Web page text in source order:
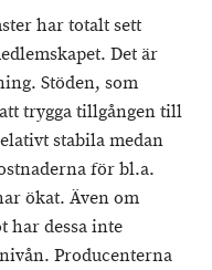
har totalt sett
Det är
Stöden, som
trygga tillgången till
stabila medan
för bl.a.
ökat. Även om
har dessa inte
Producenterna